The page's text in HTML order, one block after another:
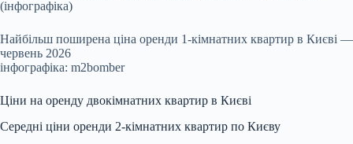
Найбільш поширена ціна оренди 1-кімнатних квартир в Києві —
червень 2026
інфографіка: m2bomber
Ціни на оренду двокімнатних квартир в Києві
Середні ціни оренди 2-кімнатних квартир по Києву